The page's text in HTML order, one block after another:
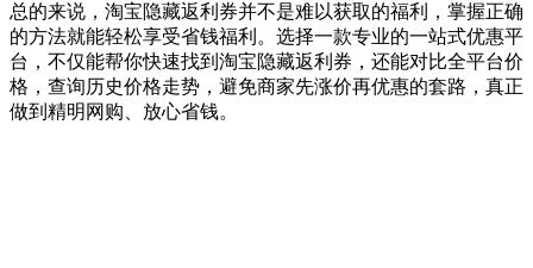
总的来说，淘宝隐藏返利券并不是难以获取的福利，掌握正确
的方法就能轻松享受省钱福利。选择一款专业的一站式优惠平
台，不仅能帮你快速找到淘宝隐藏返利券，还能对比全平台价
格，查询历史价格走势，避免商家先涨价再优惠的套路，真正
做到精明网购、放心省钱。